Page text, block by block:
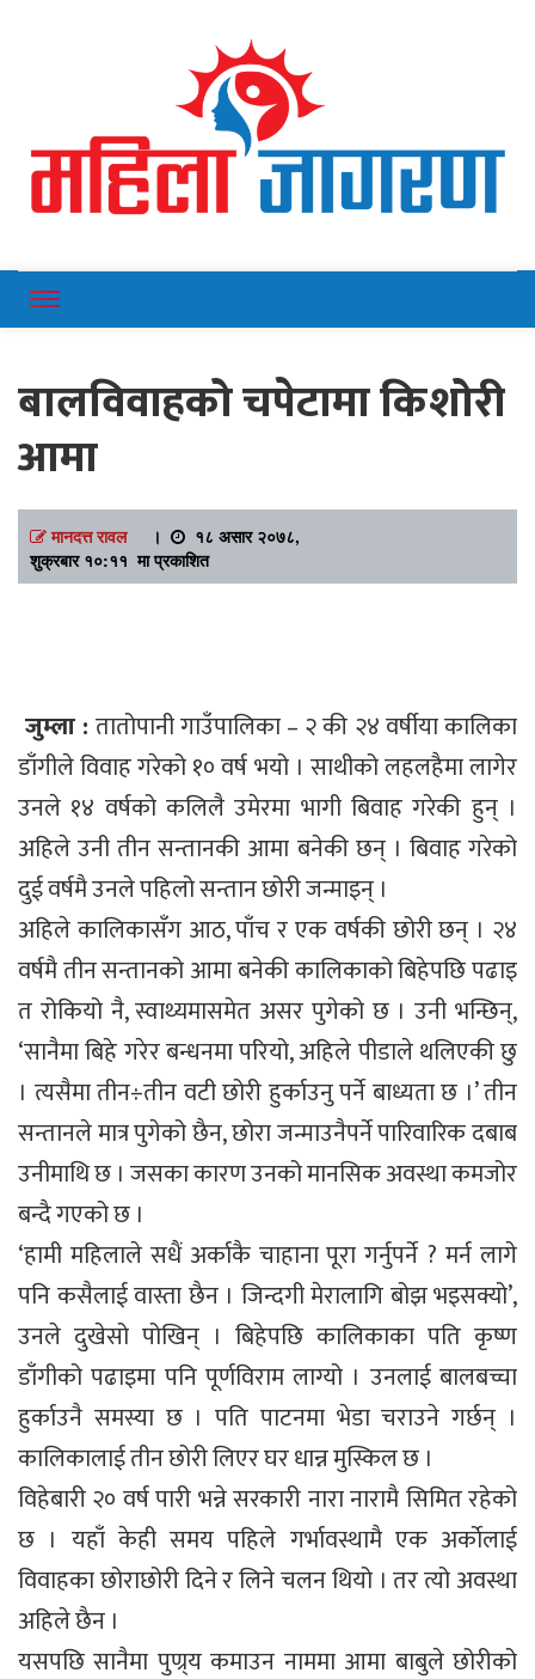
Mahilajagaran
बालविवाहको चपेटामा किशोरी
आमा
मानदत्त रावल।
१८ असार २०७८,
शुक्रबार १०:११ मा प्रकाशित
जुम्ला : तातोपानी गाउँपालिका – २ की २४ वर्षीया कालिका
डाँगीले विवाह गरेको १० वर्ष भयो । साथीको लहलहैमा लागेर
उनले १४ वर्षको कलिलै उमेरमा भागी बिवाह गरेकी हुन् ।
अहिले उनी तीन सन्तानकी आमा बनेकी छन् । बिवाह गरेको
दुई वर्षमै उनले पहिलो सन्तान छोरी जन्माइन् ।
अहिले कालिकासँग आठ, पाँच र एक वर्षकी छोरी छन् । २४
वर्षमै तीन सन्तानको आमा बनेकी कालिकाको बिहेपछि पढाइ
त रोकियो नै, स्वाथ्यमासमेत असर पुगेको छ । उनी भन्छिन्,
‘सानैमा बिहे गरेर बन्धनमा परियो, अहिले पीडाले थलिएकी छु
। त्यसैमा तीन÷तीन वटी छोरी हुर्काउनु पर्ने बाध्यता छ ।’ तीन
सन्तानले मात्र पुगेको छैन, छोरा जन्माउनैपर्ने पारिवारिक दबाब
उनीमाथि छ । जसका कारण उनको मानसिक अवस्था कमजोर
बन्दै गएको छ ।
‘हामी महिलाले सधैं अर्काकै चाहाना पूरा गर्नुपर्ने ? मर्न लागे
पनि कसैलाई वास्ता छैन । जिन्दगी मेरालागि बोझ भइसक्यो’,
उनले दुखेसो पोखिन् । बिहेपछि कालिकाका पति कृष्ण
डाँगीको पढाइमा पनि पूर्णविराम लाग्यो । उनलाई बालबच्चा
हुर्काउनै समस्या छ । पति पाटनमा भेडा चराउने गर्छन् ।
कालिकालाई तीन छोरी लिएर घर धान्न मुस्किल छ ।
विहेबारी २० वर्ष पारी भन्ने सरकारी नारा नारामै सिमित रहेको
छ । यहाँ केही समय पहिले गर्भावस्थामै एक अर्काेलाई
विवाहका छोराछोरी दिने र लिने चलन थियो । तर त्यो अवस्था
अहिले छैन ।
यसपछि सानैमा पुण्र्य कमाउन नाममा आमा बाबुले छोरीको